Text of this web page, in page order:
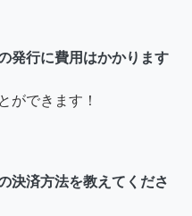
発行に費用はかかります
ができます！
決済方法を教えてくださ